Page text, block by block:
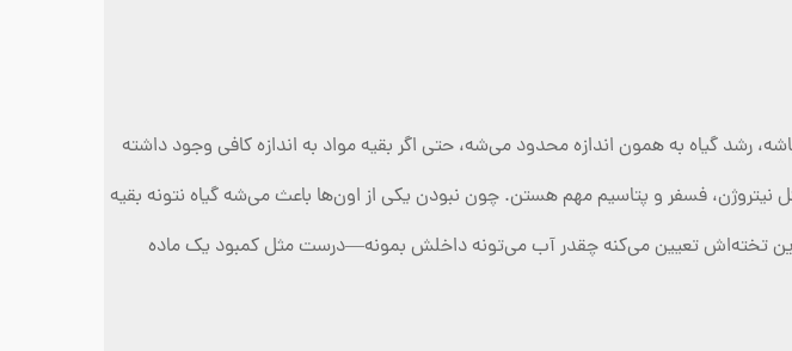
رشد گیاه به همون اندازه محدود می‌شه، حتی اگر بقیه مواد به اندازه کافی وجود داشته
نیتروژن، فسفر و پتاسیم مهم هستن. چون نبودن یکی از اون‌ها باعث می‌شه گیاه نتونه بقیه
تخته‌اش تعیین می‌کنه چقدر آب می‌تونه داخلش بمونه—درست مثل کمبود یک ماده